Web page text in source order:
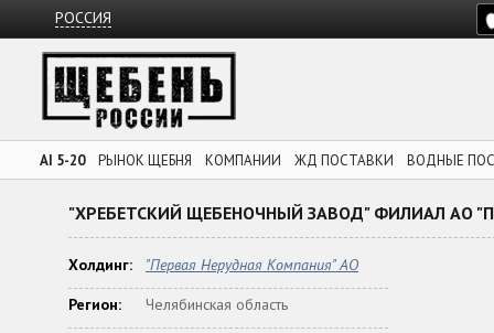
РОССИЯ
AI 5-20 РЫНОК ЩЕБНЯ КОМПАНИИ ЖД ПОСТАВКИ ВОДНЫЕ
"ХРЕБЕТСКИЙ ЩЕБЕНОЧНЫЙ ЗАВОД" ФИЛИАЛ АО
Холдинг:
"Первая Нерудная Компания" АО
Регион:
Челябинская область